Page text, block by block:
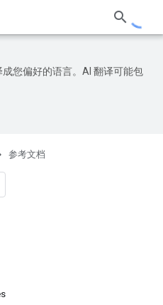
您偏好的语言。AI 翻译可能包
参考文档